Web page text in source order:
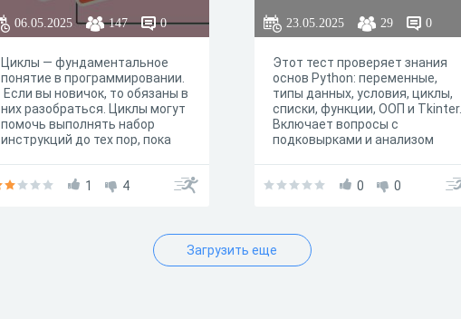
06.05.2025 147 0
Циклы — фундаментальное
понятие в программировании.
Если вы новичок, то обязаны в
них разобраться. Циклы могут
помочь выполнять набор
инструкций до тех пор, пока
вида циклов: for и while.
1 4
23.05.2025 29 0
Этот тест проверяет знания
основ Python: переменные,
типы данных, условия, циклы,
списки, функции, ООП и Tkinter.
Включает вопросы с
подковырками и анализом
0
0
Загрузить еще